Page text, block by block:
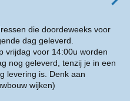
die doordeweeks voor
dag geleverd.
vrijdag voor 14:00u worden
nog geleverd, tenzij je in een
levering is. Denk aan
wijken)